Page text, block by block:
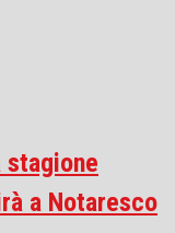
stagione
a Notaresco